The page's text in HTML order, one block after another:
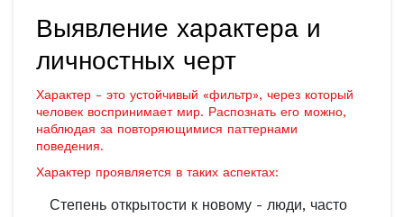
Выявление характера и
личностных черт
Характер - это устойчивый «фильтр», через который
человек воспринимает мир. Распознать его можно,
наблюдая за повторяющимися паттернами
поведения.
Характер проявляется в таких аспектах:
Степень открытости к новому - люди, часто